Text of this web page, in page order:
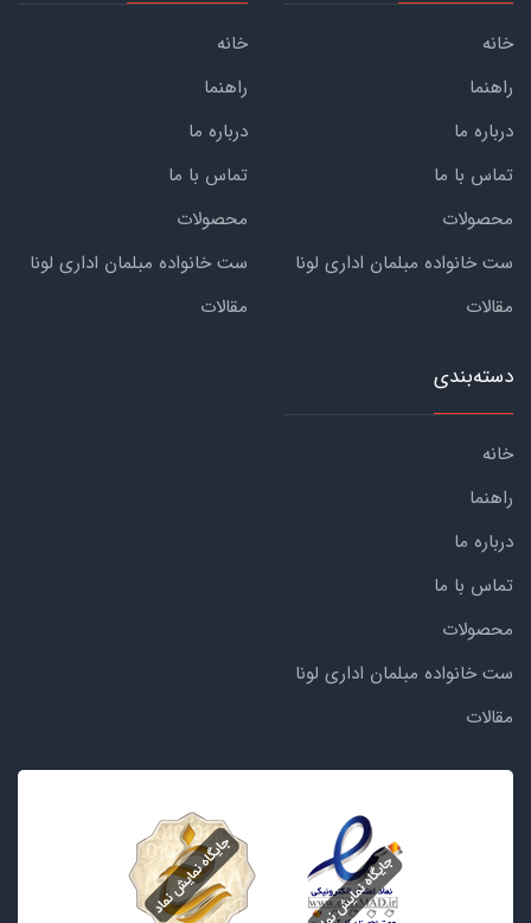
خانه
راهنما
درباره ما
تماس با ما
محصولات
ست خانواده مبلمان اداری لونا
مقالات
خانه
راهنما
درباره ما
تماس با ما
محصولات
ست خانواده مبلمان اداری لونا
مقالات
دسته‌بندی
خانه
راهنما
درباره ما
تماس با ما
محصولات
ست خانواده مبلمان اداری لونا
مقالات